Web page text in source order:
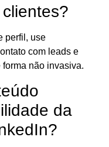
perfil, use
com leads e
não invasiva.
da